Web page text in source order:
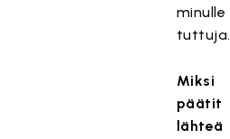
minulle
tuttuja.
Miksi
päätit
lähteä